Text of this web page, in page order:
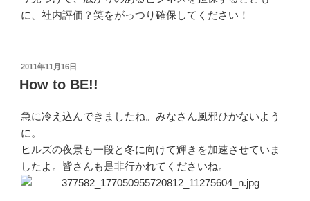
に、社内評価？笑をがっつり確保してください！
投
稿
日:
2011年11月16日
How to BE!!
急に冷え込んできましたね。みなさん風邪ひかないよう
に。
ヒルズの夜景も一段と冬に向けて輝きを加速させていま
したよ。皆さんも是非行かれてくださいね。